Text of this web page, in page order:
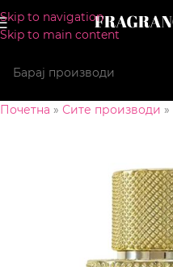
Skip to navigation
Skip to main content
Почетна » Сите производи »